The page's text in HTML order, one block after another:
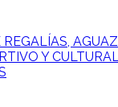
Y